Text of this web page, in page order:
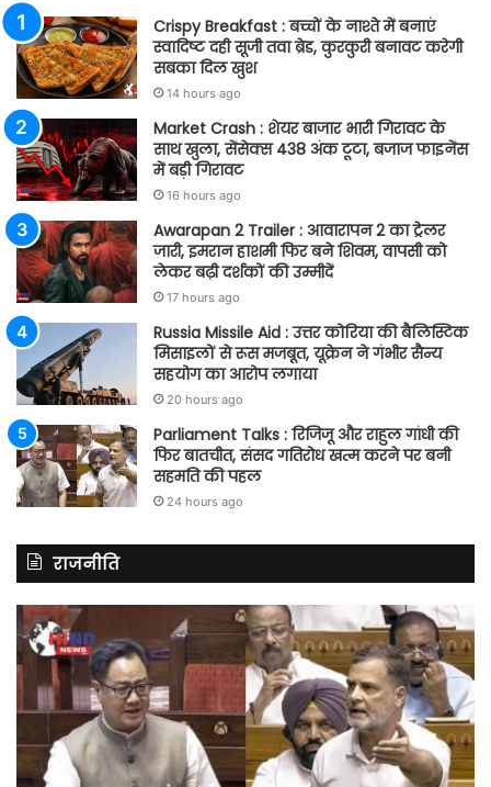
Crispy Breakfast : बच्चों के नाश्ते में बनाएं
स्वादिष्ट दही सूजी तवा ब्रेड, कुरकुरी बनावट करेगी
सबका दिल खुश
14 hours ago
Market Crash : शेयर बाजार भारी गिरावट के
साथ खुला, सेंसेक्स 438 अंक टूटा, बजाज फाइनेंस
में बड़ी गिरावट
16 hours ago
Awarapan 2 Trailer : आवारापन 2 का ट्रेलर
जारी, इमरान हाशमी फिर बने शिवम, वापसी को
लेकर बढ़ी दर्शकों की उम्मीदें
17 hours ago
Russia Missile Aid : उत्तर कोरिया की बैलिस्टिक
मिसाइलों से रूस मजबूत, यूक्रेन ने गंभीर सैन्य
सहयोग का आरोप लगाया
20 hours ago
Parliament Talks : रिजिजू और राहुल गांधी की
फिर बातचीत, संसद गतिरोध खत्म करने पर बनी
सहमति की पहल
24 hours ago
राजनीति